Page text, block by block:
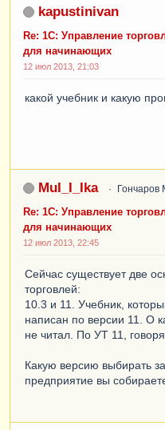
kapustinivan
Re: 1С: Управление
для начинающих
12 июл 2013, 21:03
какой учебник и какую
MuI_I_Ika Гончаров
Re: 1С: Управление
для начинающих
12 июл 2013, 22:45
Сейчас существует две
торговлей:
10.3 и 11. Учебник,
написан по версии 11. О
не читал. По УТ 11,
Какую версию выбирать
предприятие вы